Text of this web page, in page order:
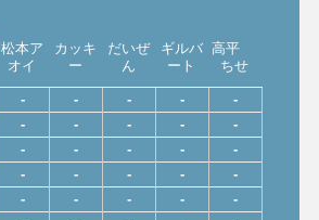
松本ア
オイ
カッキ
ー
だいぜ
ん
ギルバ
ート
高平
ちせ
- - - - -
- - - - -
- - - - -
- - - - -
- - - - -